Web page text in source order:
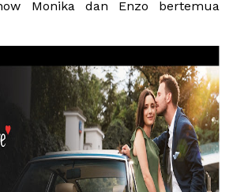
Monika dan Enzo bertemua